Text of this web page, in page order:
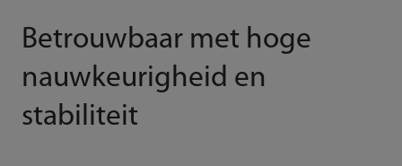
Betrouwbaar met hoge
nauwkeurigheid en
stabiliteit